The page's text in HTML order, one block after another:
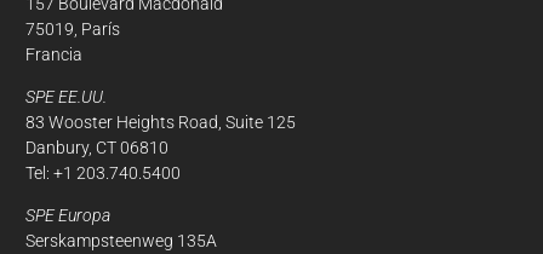
75019, París
Francia
SPE EE.UU.
83 Wooster Heights Road, Suite 125
Danbury, CT 06810
Tel: +1 203.740.5400
SPE Europa
Serskampsteenweg 135A